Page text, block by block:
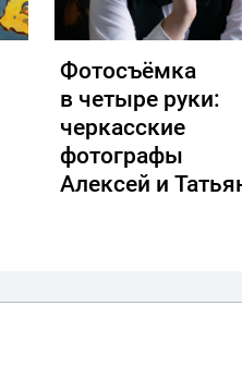
Фотосъёмка
в четыре руки:
черкасские
фотографы
Алексей и